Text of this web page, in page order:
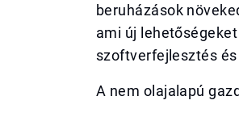
beruházások
ami új
szoftverfejlesztés
A nem olajalapú